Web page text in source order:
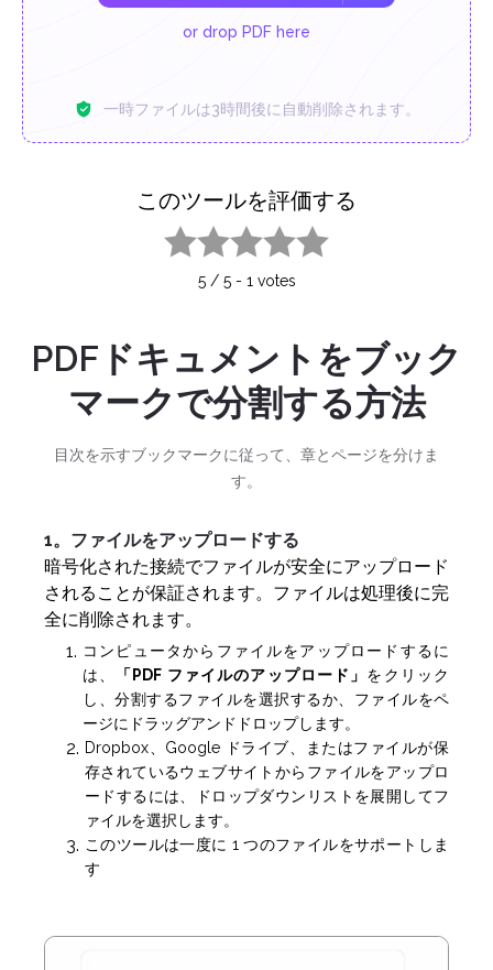
or drop PDF here
一時ファイルは3時間後に自動削除されます。
このツールを評価する
5/ 5- 1 votes
PDFドキュメントをブック
マークで分割する方法
目次を示すブックマークに従って、章とページを分けま
す。
1。ファイルをアップロードする
暗号化された接続でファイルが安全にアップロード
されることが保証されます。ファイルは処理後に完
全に削除されます。
コンピュータからファイルをアップロードするに
は、
「PDF ファイルのアップロード」 をクリック
し、分割するファイルを選択するか、ファイルをペ
ージにドラッグアンドドロップします。
Dropbox、Google ドライブ、またはファイルが保
存されているウェブサイトからファイルをアップロ
ードするには、ドロップダウンリストを展開してフ
ァイルを選択します。
このツールは一度に 1 つのファイルをサポートしま
す